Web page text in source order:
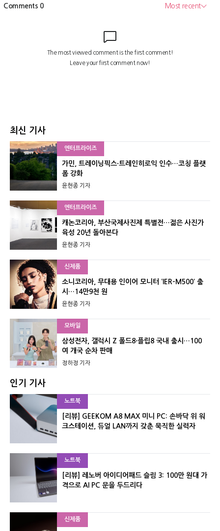
최신 기사
엔터프라이즈
가민, 트레이닝픽스·트레인히로익 인수…코칭 플랫
폼 강화
윤현종 기자
엔터프라이즈
캐논코리아, 부산국제사진제 특별전…젊은 사진가
육성 20년 돌아본다
윤현종 기자
신제품
소니코리아, 무대용 인이어 모니터 ‘IER-M500’ 출
시…14만9천 원
윤현종 기자
모바일
삼성전자, 갤럭시 Z 폴드8·플립8 국내 출시…100
여 개국 순차 판매
정하정 기자
인기 기사
노트북
[리뷰] GEEKOM A8 MAX 미니 PC: 손바닥 위 워
크스테이션, 듀얼 LAN까지 갖춘 묵직한 실력자
노트북
[리뷰] 레노버 아이디어패드 슬림 3: 100만 원대 가
격으로 AI PC 문을 두드리다
신제품